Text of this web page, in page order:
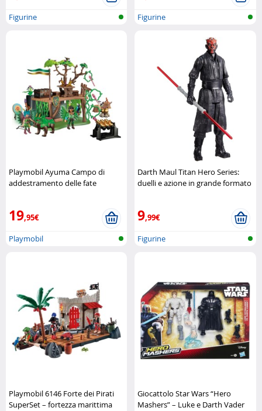
Figurine
Figurine
Playmobil Ayuma Campo di
addestramento delle fate
19,95€
Playmobil
Darth Maul Titan Hero Series:
duelli e azione in grande formato
9,99€
Figurine
Playmobil 6146 Forte dei Pirati
SuperSet – fortezza marittima
Giocattolo Star Wars “Hero
Mashers” – Luke e Darth Vader